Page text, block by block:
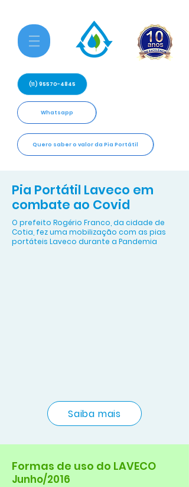
(11) 95570-4845
Whatsapp
Quero saber o valor da Pia Portátil
Pia Portátil Laveco em
combate ao Covid
O prefeito Rogério Franco, da cidade de
Cotia, fez uma mobilização com as pias
portáteis Laveco durante a Pandemia
Saiba mais
Formas de uso do LAVECO
Junho/2016